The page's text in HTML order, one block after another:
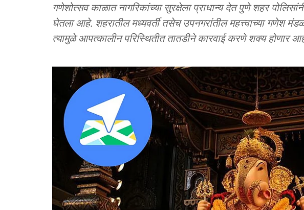
गणेशोत्सव काळात नागरिकांच्या सुरक्षेला प्राधान्य देत पुणे शहर
घेतला आहे. शहरातील मध्यवर्ती तसेच उपनगरांतील महत्त्वाच्या गणेश
त्यामुळे आपत्कालीन परिस्थितीत तातडीने कारवाई करणे शक्य होणार